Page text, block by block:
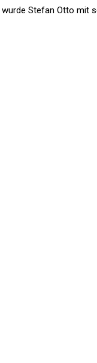
Stefan Otto mit